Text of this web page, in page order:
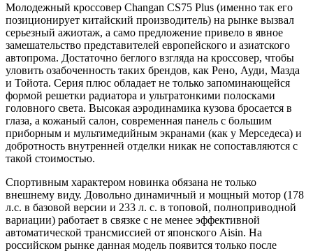
Молодежный кроссовер Changan CS75 Plus (именно так его
позиционирует китайский производитель) на рынке вызвал
серьезный ажиотаж, а само предложение привело в явное
замешательство представителей европейского и азиатского
автопрома. Достаточно беглого взгляда на кроссовер, чтобы
уловить озабоченность таких брендов, как Рено, Ауди, Мазда
и Тойота. Серия плюс обладает не только запоминающейся
формой решетки радиатора и ультратонкими полосками
головного света. Высокая аэродинамика кузова бросается в
глаза, а кожаный салон, современная панель с большим
приборным и мультимедийным экранами (как у Мерседеса) и
добротность внутренней отделки никак не сопоставляются с
такой стоимостью.
Спортивным характером новинка обязана не только
внешнему виду. Довольно динамичный и мощный мотор (178
л.с. в базовой версии и 233 л. с. в топовой, полноприводной
вариации) работает в связке с не менее эффективной
автоматической трансмиссией от японского Aisin. На
российском рынке данная модель появится только после